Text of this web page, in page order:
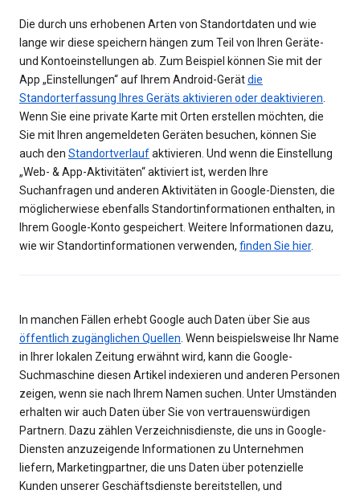
Die durch uns erhobenen Arten von Standortdaten und wie
lange wir diese speichern hängen zum Teil von Ihren Geräte-
und Kontoeinstellungen ab. Zum Beispiel können Sie mit der
App „Einstellungen“ auf Ihrem Android-Gerätdie
Standorterfassung Ihres Geräts aktivieren oder deaktivieren.
Wenn Sie eine private Karte mit Orten erstellen möchten, die
Sie mit Ihren angemeldeten Geräten besuchen, können Sie
auch den Standortverlaufaktivieren. Und wenn die Einstellung
„Web- & App-Aktivitäten“ aktiviert ist, werden Ihre
Suchanfragen und anderen Aktivitäten in Google-Diensten, die
möglicherwiese ebenfalls Standortinformationen enthalten, in
Ihrem Google-Konto gespeichert. Weitere Informationen dazu,
wie wir Standortinformationen verwenden, finden Sie hier.
In manchen Fällen erhebt Google auch Daten über Sie aus
öffentlich zugänglichen Quellen. Wenn beispielsweise Ihr Name
in Ihrer lokalen Zeitung erwähnt wird, kann die Google-
Suchmaschine diesen Artikel indexieren und anderen Personen
zeigen, wenn sie nach Ihrem Namen suchen. Unter Umständen
erhalten wir auch Daten über Sie von vertrauenswürdigen
Partnern. Dazu zählen Verzeichnisdienste, die uns in Google-
Diensten anzuzeigende Informationen zu Unternehmen
liefern, Marketingpartner, die uns Daten über potenzielle
Kunden unserer Geschäftsdienste bereitstellen, und